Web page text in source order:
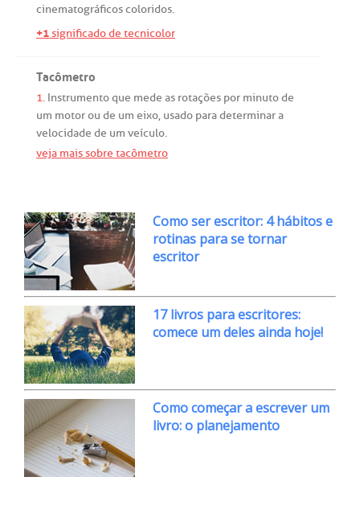
cinematográficoscoloridos.
+1significado de tecnicolor
Tacômetro
1. Instrumentoque mede as rotações por minutode
um motorou de um eixo, usado paradeterminara
velocidade de um veículo.
veja mais sobre tacômetro
Como ser escritor: 4 hábitos e
rotinas para se tornar
escritor
17 livros para escritores:
comece um deles ainda hoje!
Como começar a escrever um
livro: o planejamento